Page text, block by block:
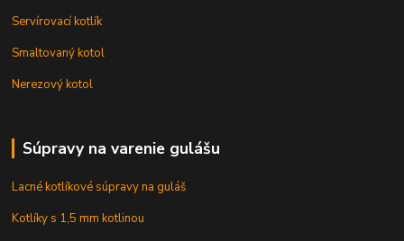
Servírovací kotlík
Smaltovaný kotol
Nerezový kotol
Súpravy na varenie gulášu
Lacné kotlíkové súpravy na guláš
Kotlíky s 1,5 mm kotlinou